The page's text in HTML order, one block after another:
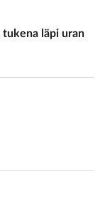
tukena läpi uran